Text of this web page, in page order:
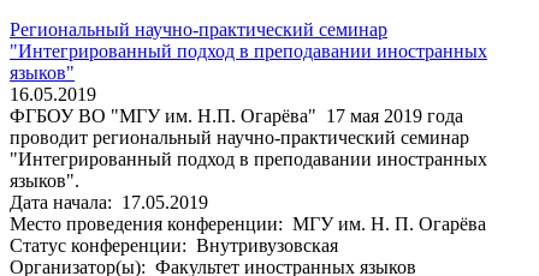
Региональный научно-практический семинар
"Интегрированный подход в преподавании иностранных
языков"
16.05.2019
ФГБОУ ВО "МГУ им. Н.П. Огарёва" 17 мая 2019 года
проводит региональный научно-практический семинар
"Интегрированный подход в преподавании иностранных
языков".
Дата начала: 17.05.2019
Место проведения конференции: МГУ им. Н. П. Огарёва
Статус конференции: Внутривузовская
Организатор(ы): Факультет иностранных языков